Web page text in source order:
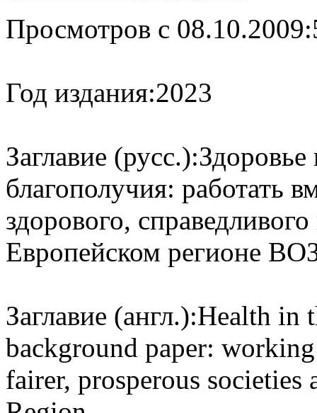
Просмотров с 08.10.2009:
Год издания:2023
Заглавие (русс.):Здоровье
благополучия: работать
здорового,
Европейском регионе
Заглавие (англ.):Health in
background paper:
fairer, prosperous societies